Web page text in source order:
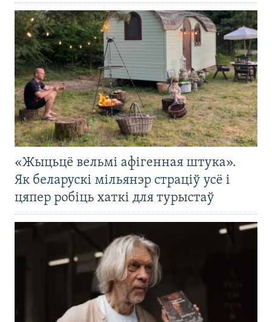
«Жыцьцё вельмі афігенная штука».
Як беларускі мільянэр страціў усё і
цяпер робіць хаткі для турыстаў